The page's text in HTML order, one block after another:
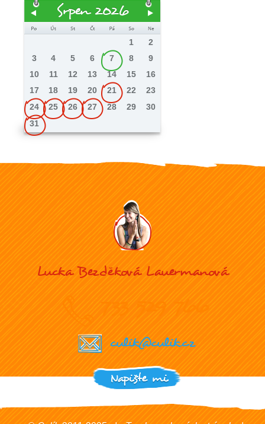
Srpen 2026
1
2
3
4 5 6 7 8
9
10
11 12 13 14 15
16
17
18 19 20 21 22
23
24
25 26 27 28 29
30
31
Lucka Bezděková Lauermanová
733 529 766
culik@culik.cz
Napište mi